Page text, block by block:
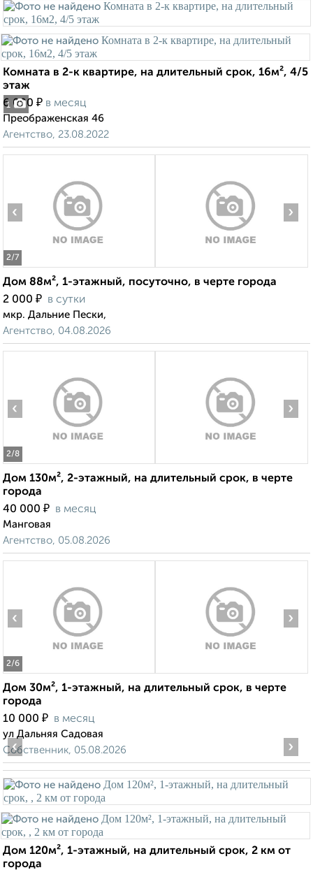
1
Комната в 2-к квартире, на длительный срок, 16м², 4/5
этаж
6 000 ₽ в месяц
Преображенская 46
Агентство, 23.08.2022
2/7
‹ ›
Дом 88м², 1-этажный, посуточно, в черте города
2 000 ₽ в сутки
мкр. Дальние Пески,
Агентство, 04.08.2026
2/8
‹ ›
Дом 130м², 2-этажный, на длительный срок, в черте
города
40 000 ₽ в месяц
Манговая
Агентство, 05.08.2026
2/6
‹ ›
Дом 30м², 1-этажный, на длительный срок, в черте
города
10 000 ₽ в месяц
ул Дальняя Садовая
Собственник, 05.08.2026
‹ ›
Дом 120м², 1-этажный, на длительный срок, 2 км от
города